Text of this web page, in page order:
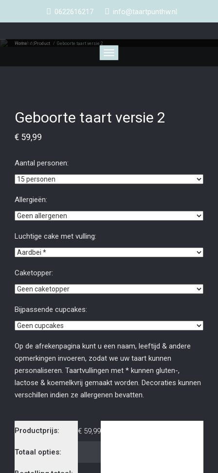
0622616217 info@taartpunthw.nl
Toggle
navigation
Webshop
Home /Product / Geboorte taart versie 2
Geboorte taart versie 2
€ 59,99
Aantal personen:
Allergieën:
Luchtige cake met vulling:
Caketopper:
Bijpassende cupcakes:
Op de afrekenpagina kunt u een naam, leeftijd & andere
opmerkingen invoeren, zodat we uw taart kunnen
personaliseren. Taartvullingen met * kunnen gluten-,
lactose & koemelkvrij gemaakt worden. Decoraties kunnen
verschillen indien ze allergenen bevatten.
Productprijs: € 59,99
Totaal opties: